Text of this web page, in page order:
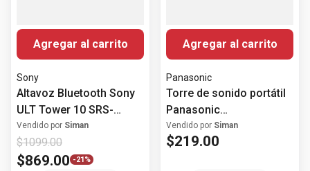
Agregar al carrito
Sony
Altavoz Bluetooth Sony
ULT Tower 10 SRS-
ULT1000 Para Fiestas
Vendido por Siman
$1099.00
$869.00 -21%
Agregar al carrito
Panasonic
Torre de sonido portátil
Panasonic
SCBMAX5WWK 75 Watts
Vendido por Siman
$219.00